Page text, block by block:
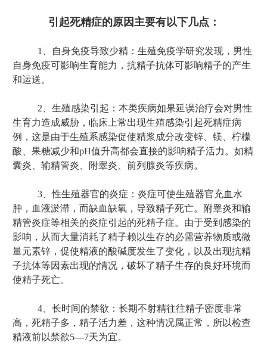
引起死精症的原因主要有以下几点：
1、自身免疫导致少精：生殖免疫学研究发现，男性
自身免疫可影响生育能力，抗精子抗体可影响精子的产生
和运送。
2、生殖感染引起：本类疾病如果延误治疗会对男性
生育力造成威胁，临床上常出现生殖感染引起死精症病
例，这是由于生殖系感染促使精浆成分改变锌、镁、柠檬
酸、果糖减少和pH值升高都会直接的影响精子活力。如精
囊炎、输精管炎、附睾炎、前列腺炎等疾病。
3、性生殖器官的炎症：炎症可使生殖器官充血水
肿，血液淤滞，而缺血缺氧，导致精子死亡。附睾炎和输
精管炎症等相关的炎症引起的死精子症。由于受到感染的
影响，从而大量消耗了精子赖以生存的必需营养物质或微
量元素锌，促使精液的酸碱度发生了变化，以及出现抗精
子抗体等因素出现的情况，破坏了精子生存的良好环境而
使精子死亡。
4、长时间的禁欲：长期不射精往往精子密度非常
高，死精子多，精子活力差，这种情况属正常，所以检查
精液前以禁欲5—7天为宜。